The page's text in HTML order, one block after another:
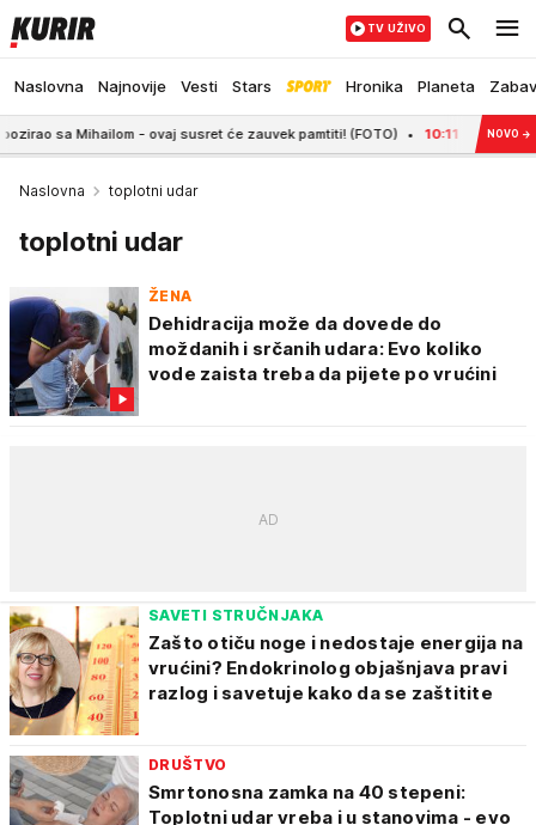
Naslovna Najnovije Vesti Stars Hronika Planeta
TV UŽIVO
Mihailom - ovaj susret će zauvek pamtiti! (FOTO) 10:11 SRBIJA SLOMILA
NOVO →
Naslovna toplotni udar
toplotni udar
ŽENA
Dehidracija može da dovede do
moždanih i srčanih udara: Evo koliko
vode zaista treba da pijete po vrućini
SAVETI STRUČNJAKA
Zašto otiču noge i nedostaje energija na
vrućini? Endokrinolog objašnjava pravi
razlog i savetuje kako da se zaštitite
DRUŠTVO
Smrtonosna zamka na 40 stepeni:
Toplotni udar vreba i u stanovima - evo